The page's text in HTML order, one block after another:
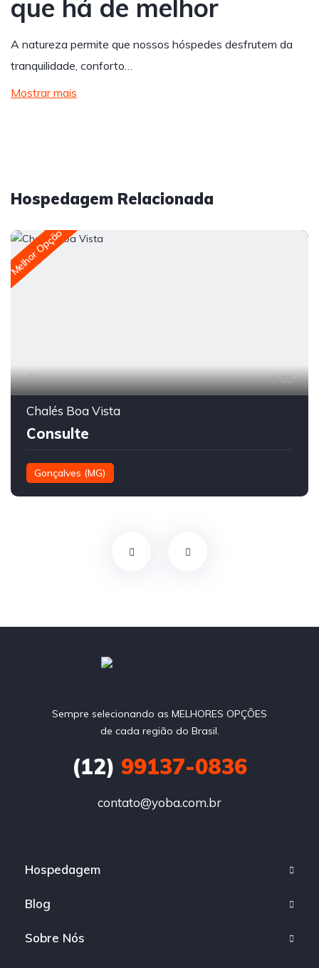
que há de melhor
A natureza permite que nossos hóspedes desfrutem da
tranquilidade, conforto…
Mostrar mais
Hospedagem Relacionada
Melhor Opção
33
Chalés Boa Vista
Consulte
Gonçalves (MG)
Sempre selecionando as MELHORES OPÇÕES
de cada região do Brasil.
(12) 99137-0836
contato@yoba.com.br
Hospedagem
Blog
Sobre Nós